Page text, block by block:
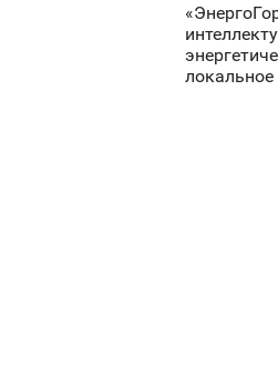
локальное